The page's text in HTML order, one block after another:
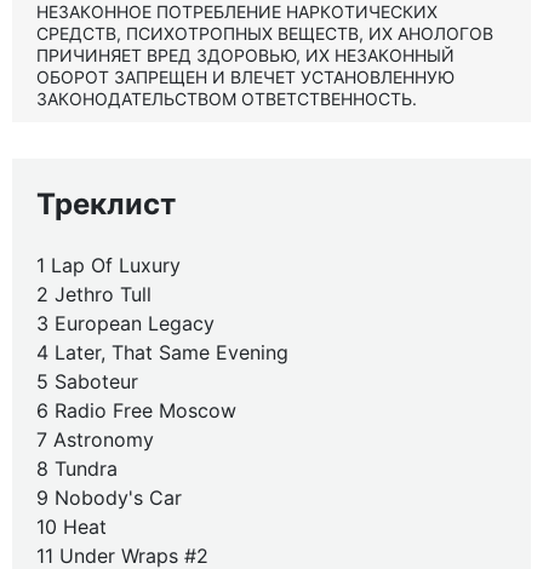
НЕЗАКОННОЕ ПОТРЕБЛЕНИЕ НАРКОТИЧЕСКИХ
СРЕДСТВ, ПСИХОТРОПНЫХ ВЕЩЕСТВ, ИХ АНОЛОГОВ
ПРИЧИНЯЕТ ВРЕД ЗДОРОВЬЮ, ИХ НЕЗАКОННЫЙ
ОБОРОТ ЗАПРЕЩЕН И ВЛЕЧЕТ УСТАНОВЛЕННУЮ
ЗАКОНОДАТЕЛЬСТВОМ ОТВЕТСТВЕННОСТЬ.
Треклист
1 Lap Of Luxury
2 Jethro Tull
3 European Legacy
4 Later, That Same Evening
5 Saboteur
6 Radio Free Moscow
7 Astronomy
8 Tundra
9 Nobody's Car
10 Heat
11 Under Wraps #2